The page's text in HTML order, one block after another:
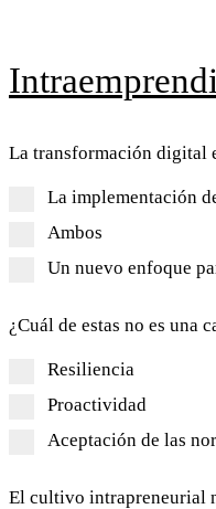
La transformación digital
La implementación
Ambos
Un nuevo enfoque
¿Cuál de estas no es una
Resiliencia
Proactividad
Aceptación de las
El cultivo intrapreneurial